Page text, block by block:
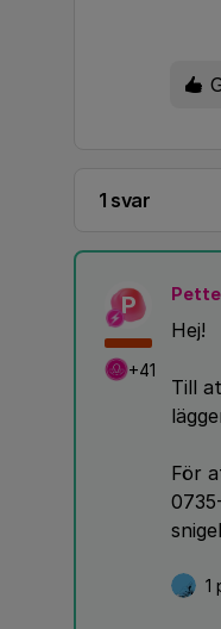
1 svar
P
+41
Hej!
Till
För
1